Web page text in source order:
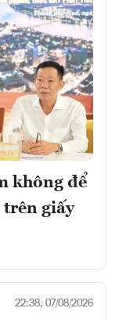
không để
trên giấy
22:38, 07/08/2026